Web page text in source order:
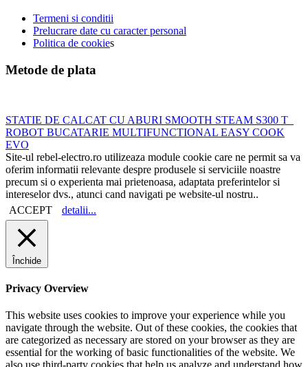
Termeni si conditii
Prelucrare date cu caracter personal
Politica de cookies
Metode de plata
STATIE DE CALCAT CU ABURI SMOOTH STEAM S300 T
ROBOT BUCATARIE MULTIFUNCTIONAL EASY COOK
EVO
Site-ul rebel-electro.ro utilizeaza module cookie care ne permit sa va
oferim informatii relevante despre produsele si serviciile noastre
precum si o experienta mai prietenoasa, adaptata preferintelor si
intereselor dvs., atunci cand navigati pe website-ul nostru..
ACCEPT
detalii...
Închide
Privacy Overview
This website uses cookies to improve your experience while you
navigate through the website. Out of these cookies, the cookies that
are categorized as necessary are stored on your browser as they are
essential for the working of basic functionalities of the website. We